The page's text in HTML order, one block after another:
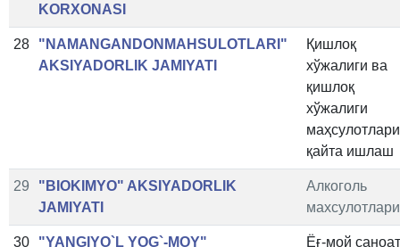
KORXONASI
28
"NAMANGANDONMAHSULOTLARI"
AKSIYADORLIK JAMIYATI
Қишлоқ
хўжалиги ва
қишлоқ
хўжалиги
қайта ишлаш
29
"BIOKIMYO" AKSIYADORLIK
JAMIYATI
Алкоголь
махсулотлари
30
"YANGIYO`L YOG`-MOY"
Ёғ-мой